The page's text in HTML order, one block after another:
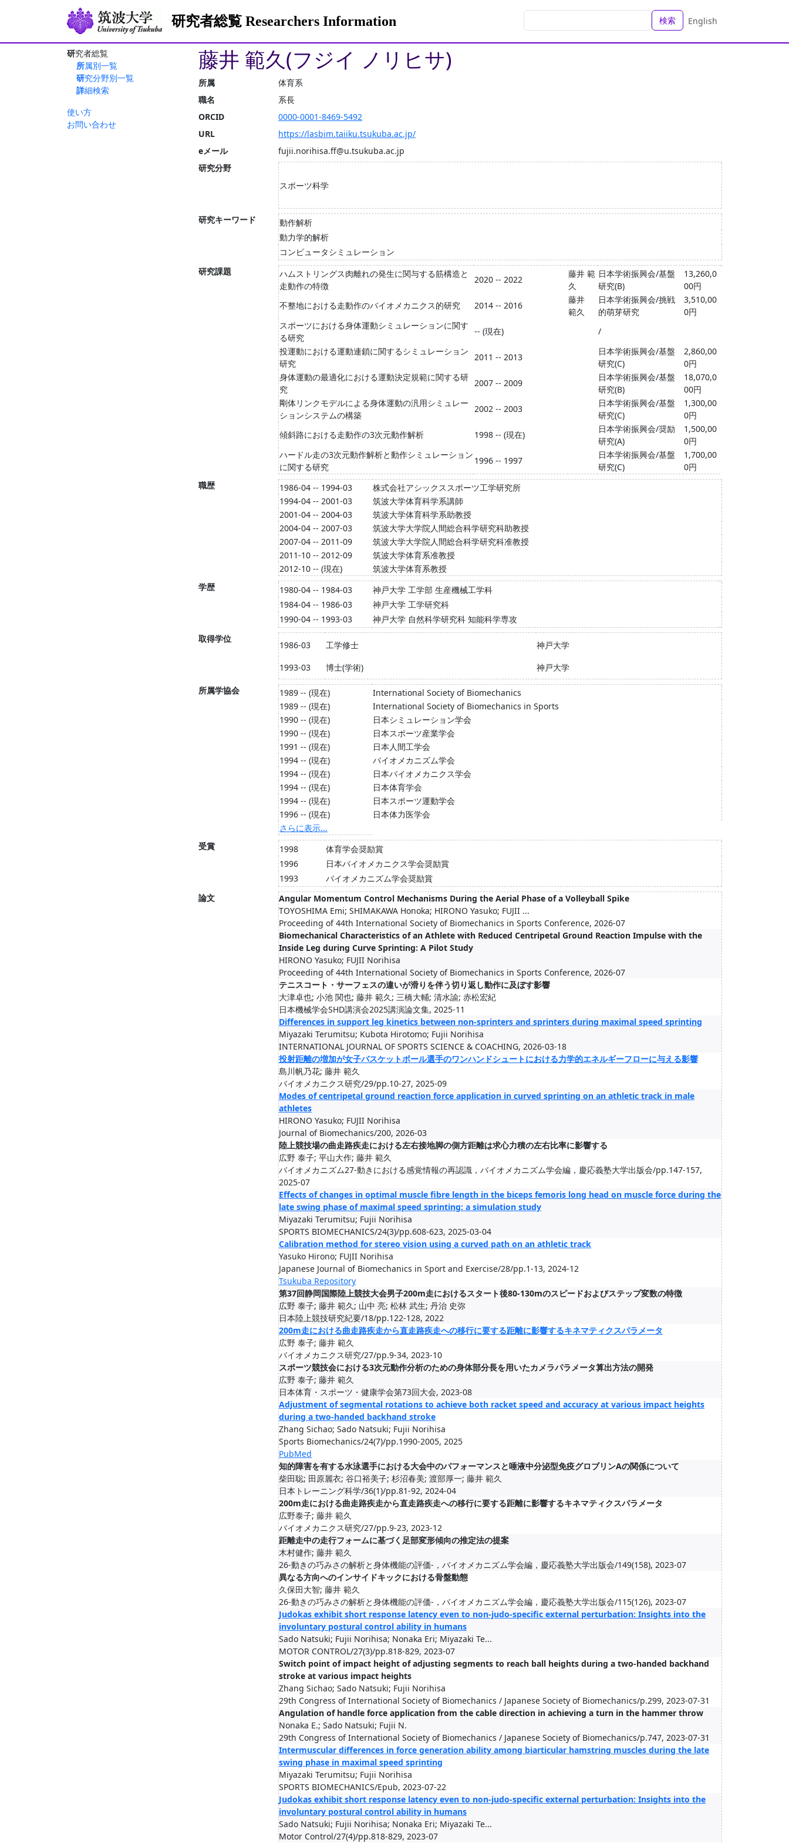
研究者総覧 Researchers Information 検索 English
研究者総覧
所属別一覧
研究分野別一覧
詳細検索
使い方
お問い合わせ
藤井 範久(フジイ ノリヒサ)
所属
体育系
職名
系長
ORCID
0000-0001-8469-5492
URL
https://lasbim.taiiku.tsukuba.ac.jp/
eメール
fujii.norihisa.ff@u.tsukuba.ac.jp
研究分野
スポーツ科学
研究キーワード
動作解析
動力学的解析
コンピュータシミュレーション
研究課題
ハムストリングス肉離れの発生に関与する筋構造と
走動作の特徴
2020 -- 2022
藤井 範
久
日本学術振興会/基盤
研究(B)
13,260,0
00円
不整地における走動作のバイオメカニクス的研究
2014 -- 2016
藤井
範久
日本学術振興会/挑戦
的萌芽研究
3,510,00
0円
スポーツにおける身体運動シミュレーションに関す
る研究
-- (現在)
/
投運動における運動連鎖に関するシミュレーション
研究
2011 -- 2013
日本学術振興会/基盤
研究(C)
2,860,00
0円
身体運動の最適化における運動決定規範に関する研
究
2007 -- 2009
日本学術振興会/基盤
研究(B)
18,070,0
00円
剛体リンクモデルによる身体運動の汎用シミュレー
ションシステムの構築
2002 -- 2003
日本学術振興会/基盤
研究(C)
1,300,00
0円
傾斜路における走動作の3次元動作解析
1998 -- (現在)
日本学術振興会/奨励
研究(A)
1,500,00
0円
ハードル走の3次元動作解析と動作シミュレーション
に関する研究
1996 -- 1997
日本学術振興会/基盤
研究(C)
1,700,00
0円
職歴
1986-04 -- 1994-03
株式会社アシックススポーツ工学研究所
1994-04 -- 2001-03
筑波大学体育科学系講師
2001-04 -- 2004-03
筑波大学体育科学系助教授
2004-04 -- 2007-03
筑波大学大学院人間総合科学研究科助教授
2007-04 -- 2011-09
筑波大学大学院人間総合科学研究科准教授
2011-10 -- 2012-09
筑波大学体育系准教授
2012-10 -- (現在)
筑波大学体育系教授
学歴
1980-04 -- 1984-03
神戸大学 工学部 生産機械工学科
1984-04 -- 1986-03
神戸大学 工学研究科
1990-04 -- 1993-03
神戸大学 自然科学研究科 知能科学専攻
取得学位
1986-03 工学修士
神戸大学
1993-03
博士(学術) 神戸大学
所属学協会 1989 -- (現在)
International Society of Biomechanics
1989 -- (現在)
International Society of Biomechanics in Sports
1990 -- (現在)
日本シミュレーション学会
1990 -- (現在)
日本スポーツ産業学会
1991 -- (現在)
日本人間工学会
1994 -- (現在)
バイオメカニズム学会
1994 -- (現在)
日本バイオメカニクス学会
1994 -- (現在)
日本体育学会
1994 -- (現在)
日本スポーツ運動学会
1996 -- (現在)
日本体力医学会
さらに表示...
受賞
1998
体育学会奨励賞
1996
日本バイオメカニクス学会奨励賞
1993
バイオメカニズム学会奨励賞
論文
Angular Momentum Control Mechanisms During the Aerial Phase of a Volleyball Spike
TOYOSHIMA Emi; SHIMAKAWA Honoka; HIRONO Yasuko; FUJII ...
Proceeding of 44th International Society of Biomechanics in Sports Conference, 2026-07
Biomechanical Characteristics of an Athlete with Reduced Centripetal Ground Reaction Impulse with the
Inside Leg during Curve Sprinting: A Pilot Study
HIRONO Yasuko; FUJII Norihisa
Proceeding of 44th International Society of Biomechanics in Sports Conference, 2026-07
テニスコート・サーフェスの違いが滑りを伴う切り返し動作に及ぼす影響
大津卓也; 小池 関也; 藤井 範久; 三橋大輔; 清水諭; 赤松宏紀
日本機械学会SHD講演会2025講演論文集, 2025-11
Differences in support leg kinetics between non-sprinters and sprinters during maximal speed sprinting
Miyazaki Terumitsu; Kubota Hirotomo; Fujii Norihisa
INTERNATIONAL JOURNAL OF SPORTS SCIENCE & COACHING, 2026-03-18
投射距離の増加が女子バスケットボール選手のワンハンドシュートにおける力学的エネルギーフローに与える影響
島川帆乃花; 藤井 範久
バイオメカニクス研究/29/pp.10-27, 2025-09
Modes of centripetal ground reaction force application in curved sprinting on an athletic track in male
athletes
HIRONO Yasuko; FUJII Norihisa
Journal of Biomechanics/200, 2026-03
陸上競技場の曲走路疾走における左右接地脚の側方距離は求心力積の左右比率に影響する
広野 泰子; 平山大作; 藤井 範久
バイオメカニズム27-動きにおける感覚情報の再認識，バイオメカニズム学会編，慶応義塾大学出版会/pp.147-157,
2025-07
Effects of changes in optimal muscle fibre length in the biceps femoris long head on muscle force during the
late swing phase of maximal speed sprinting: a simulation study
Miyazaki Terumitsu; Fujii Norihisa
SPORTS BIOMECHANICS/24(3)/pp.608-623, 2025-03-04
Calibration method for stereo vision using a curved path on an athletic track
Yasuko Hirono; FUJII Norihisa
Japanese Journal of Biomechanics in Sport and Exercise/28/pp.1-13, 2024-12
Tsukuba Repository
第37回静岡国際陸上競技大会男子200m走におけるスタート後80-130mのスピードおよびステップ変数の特徴
広野 泰子; 藤井 範久; 山中 亮; 松林 武生; 丹治 史弥
日本陸上競技研究紀要/18/pp.122-128, 2022
200m走における曲走路疾走から直走路疾走への移行に要する距離に影響するキネマティクスパラメータ
広野 泰子; 藤井 範久
バイオメカニクス研究/27/pp.9-34, 2023-10
スポーツ競技会における3次元動作分析のための身体部分長を用いたカメラパラメータ算出方法の開発
広野 泰子; 藤井 範久
日本体育・スポーツ・健康学会第73回大会, 2023-08
Adjustment of segmental rotations to achieve both racket speed and accuracy at various impact heights
during a two-handed backhand stroke
Zhang Sichao; Sado Natsuki; Fujii Norihisa
Sports Biomechanics/24(7)/pp.1990-2005, 2025
PubMed
知的障害を有する水泳選手における大会中のパフォーマンスと唾液中分泌型免疫グロブリンAの関係について
柴田聡; 田原麗衣; 谷口裕美子; 杉沼春美; 渡部厚一; 藤井 範久
日本トレーニング科学/36(1)/pp.81-92, 2024-04
200m走における曲走路疾走から直走路疾走への移行に要する距離に影響するキネマティクスパラメータ
広野泰子; 藤井 範久
バイオメカニクス研究/27/pp.9-23, 2023-12
距離走中の走行フォームに基づく足部変形傾向の推定法の提案
木村健作; 藤井 範久
26-動きの巧みさの解析と身体機能の評価-，バイオメカニズム学会編，慶応義塾大学出版会/149(158), 2023-07
異なる方向へのインサイドキックにおける骨盤動態
久保田大智; 藤井 範久
26-動きの巧みさの解析と身体機能の評価-，バイオメカニズム学会編，慶応義塾大学出版会/115(126), 2023-07
Judokas exhibit short response latency even to non-judo-specific external perturbation: Insights into the
involuntary postural control ability in humans
Sado Natsuki; Fujii Norihisa; Nonaka Eri; Miyazaki Te...
MOTOR CONTROL/27(3)/pp.818-829, 2023-07
Switch point of impact height of adjusting segments to reach ball heights during a two-handed backhand
stroke at various impact heights
Zhang Sichao; Sado Natsuki; Fujii Norihisa
29th Congress of International Society of Biomechanics / Japanese Society of Biomechanics/p.299, 2023-07-31
Angulation of handle force application from the cable direction in achieving a turn in the hammer throw
Nonaka E.; Sado Natsuki; Fujii N.
29th Congress of International Society of Biomechanics / Japanese Society of Biomechanics/p.747, 2023-07-31
Intermuscular differences in force generation ability among biarticular hamstring muscles during the late
swing phase in maximal speed sprinting
Miyazaki Terumitsu; Fujii Norihisa
SPORTS BIOMECHANICS/Epub, 2023-07-22
Judokas exhibit short response latency even to non-judo-specific external perturbation: Insights into the
involuntary postural control ability in humans
Sado Natsuki; Fujii Norihisa; Nonaka Eri; Miyazaki Te...
Motor Control/27(4)/pp.818-829, 2023-07